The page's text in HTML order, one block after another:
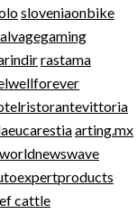
sloveniaonbike
rastama
arting.mx
worldnewswave
cattle